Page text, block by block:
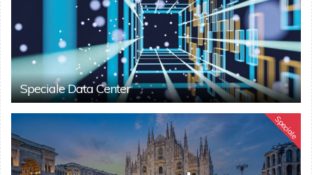
Speciale Data Center
Speciale